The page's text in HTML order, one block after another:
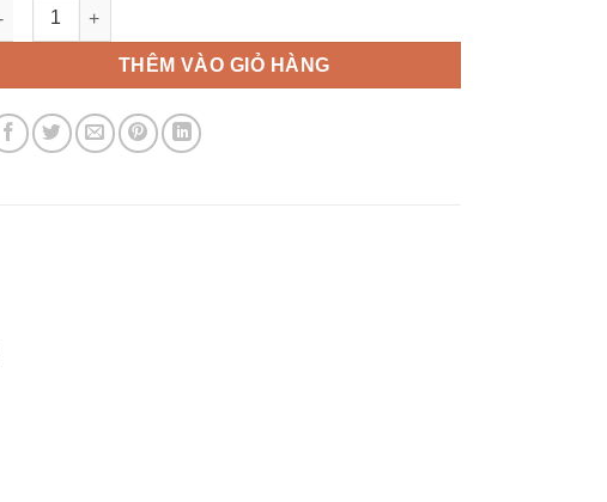
giặt công nghiệp Primus RX 240 - 27kg số lượng
THÊM VÀO GIỎ HÀNG